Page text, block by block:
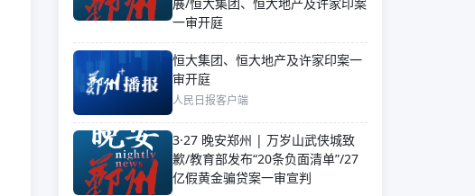
一审开庭
恒大集团、恒大地产及许家印案一
审开庭
人民日报客户端
3·27 晚安郑州 | 万岁山武侠城致
歉/教育部发布“20条负面清单”/27
亿假黄金骗贷案一审宣判